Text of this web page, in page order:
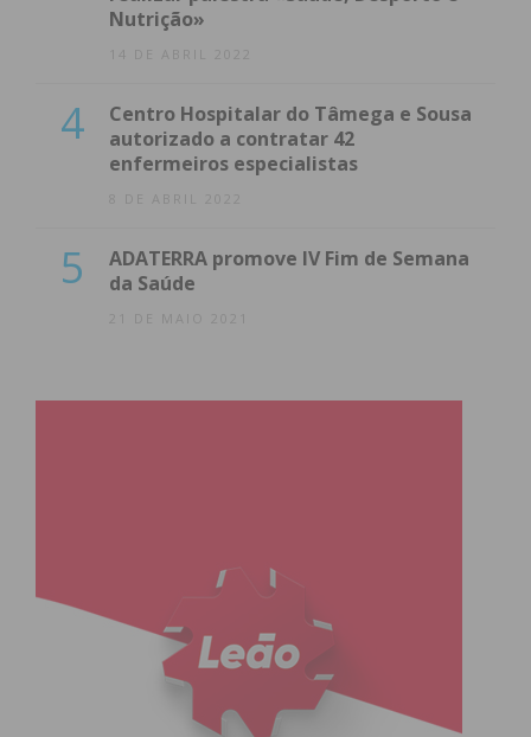
Nutrição»
14 DE ABRIL 2022
4
Centro Hospitalar do Tâmega e Sousa
autorizado a contratar 42
enfermeiros especialistas
8 DE ABRIL 2022
5
ADATERRA promove IV Fim de Semana
da Saúde
21 DE MAIO 2021